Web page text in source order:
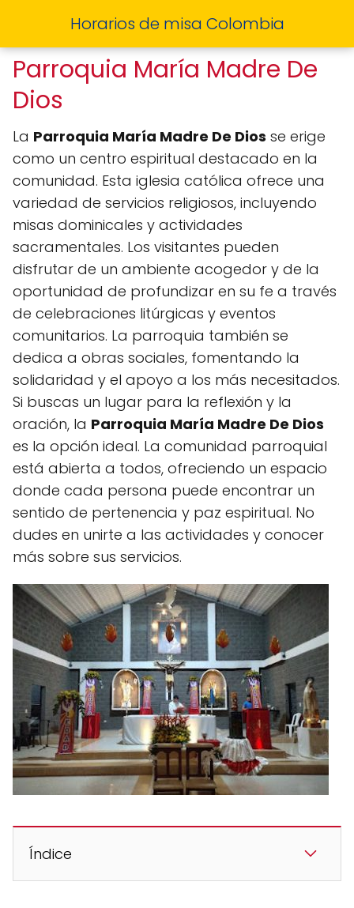
Horarios de misa Colombia
Parroquia María Madre De
Dios
La Parroquia María Madre De Dios se erige
como un centro espiritual destacado en la
comunidad. Esta iglesia católica ofrece una
variedad de servicios religiosos, incluyendo
misas dominicales y actividades
sacramentales. Los visitantes pueden
disfrutar de un ambiente acogedor y de la
oportunidad de profundizar en su fe a través
de celebraciones litúrgicas y eventos
comunitarios. La parroquia también se
dedica a obras sociales, fomentando la
solidaridad y el apoyo a los más necesitados.
Si buscas un lugar para la reflexión y la
oración, la Parroquia María Madre De Dios
es la opción ideal. La comunidad parroquial
está abierta a todos, ofreciendo un espacio
donde cada persona puede encontrar un
sentido de pertenencia y paz espiritual. No
dudes en unirte a las actividades y conocer
más sobre sus servicios.
Índice